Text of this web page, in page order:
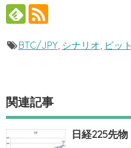
BTC/JPY, シナリオ, ビッ
関連記事
日経225先